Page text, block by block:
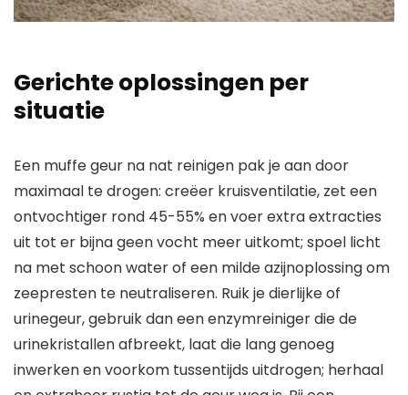
Gerichte oplossingen per
situatie
Een muffe geur na nat reinigen pak je aan door
maximaal te drogen: creëer kruisventilatie, zet een
ontvochtiger rond 45-55% en voer extra extracties
uit tot er bijna geen vocht meer uitkomt; spoel licht
na met schoon water of een milde azijnoplossing om
zeepresten te neutraliseren. Ruik je dierlijke of
urinegeur, gebruik dan een enzymreiniger die de
urinekristallen afbreekt, laat die lang genoeg
inwerken en voorkom tussentijds uitdrogen; herhaal